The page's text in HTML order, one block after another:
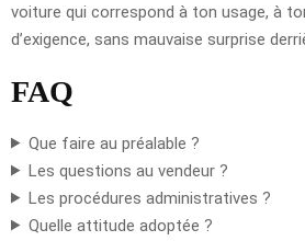
voiture qui correspond à ton usage, à
d’exigence, sans mauvaise surprise
FAQ
Que faire au préalable ?
Les questions au vendeur ?
Les procédures administratives ?
Quelle attitude adoptée ?